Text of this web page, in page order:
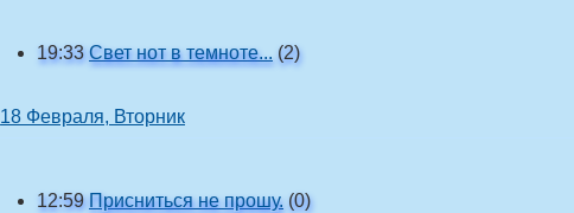
19:33 Свет нот в темноте... (2)
18 Февраля, Вторник
12:59 Присниться не прошу. (0)